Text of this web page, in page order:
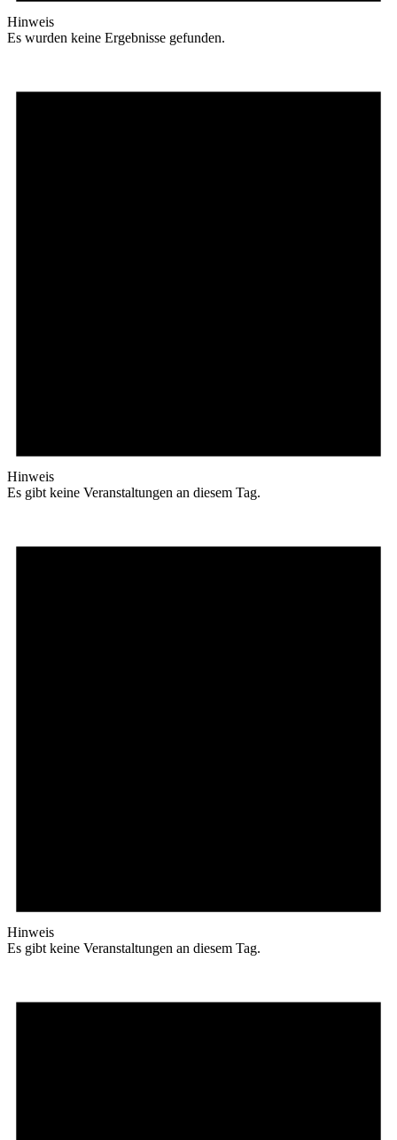
Hinweis
Es wurden keine Ergebnisse gefunden.
Hinweis
Es gibt keine Veranstaltungen an diesem Tag.
Hinweis
Es gibt keine Veranstaltungen an diesem Tag.